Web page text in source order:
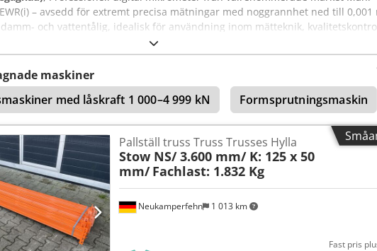
– avsedd för extremt precisa mätningar med noggrannhet ned till 0,001
och vattentålig, idealisk för användning inom mätteknik,
. Mätområde: 100 – 125 mm . Noggrannhet: 0,001 mm . Digital avläsning
IP65 – resistent mot damm och stänk . Funktioner ”ABS” och ”Hold”
och nollställning . Högstyvt chassi, ergonomiskt handtag . I setet ingår
bruksanvisning och 100 mm mätnorm . Skick: praktiskt taget ny /
Rgie Ahhsck
maskiner
med låskraft 1 000–4 999 kN
Formsprutningsmaskin
Neukamperfehn 1 013 km
Pallställ truss Truss Trusses Hylla
Stow NS/ 3.600 mm/ K: 125 x 50
mm/ Fachlast: 1.832 Kg
Fast pris